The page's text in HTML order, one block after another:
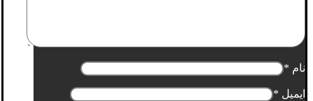
نام *
ایمیل *